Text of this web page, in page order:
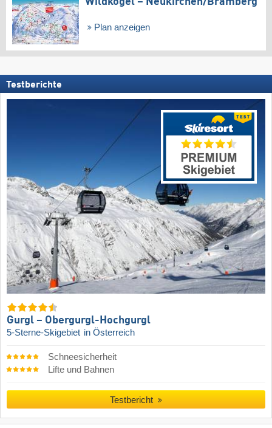
Plan anzeigen
Testberichte
Gurgl – Obergurgl-Hochgurgl
5-Sterne-Skigebiet in Österreich
Schneesicherheit
Lifte und Bahnen
Testbericht